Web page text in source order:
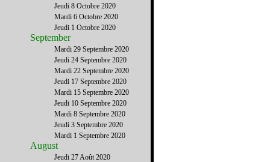
Jeudi 8 Octobre 2020
Mardi 6 Octobre 2020
Jeudi 1 Octobre 2020
September
Mardi 29 Septembre 2020
Jeudi 24 Septembre 2020
Mardi 22 Septembre 2020
Jeudi 17 Septembre 2020
Mardi 15 Septembre 2020
Jeudi 10 Septembre 2020
Mardi 8 Septembre 2020
Jeudi 3 Septembre 2020
Mardi 1 Septembre 2020
August
Jeudi 27 Août 2020